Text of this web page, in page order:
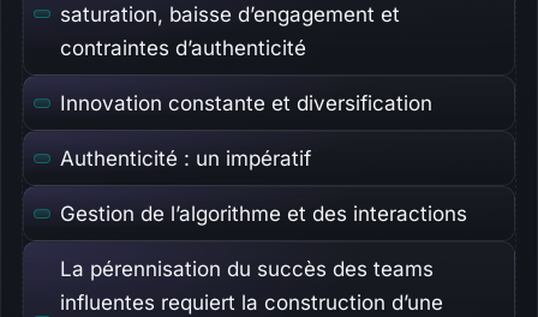
saturation, baisse d’engagement et
contraintes d’authenticité
Innovation constante et diversification
Authenticité : un impératif
Gestion de l’algorithme et des interactions
La pérennisation du succès des teams
influentes requiert la construction d’une